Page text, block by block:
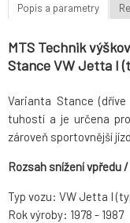
Popis a parametry
MTS Technik
Stance VW Jetta I
Varianta Stance
tuhostí a je určena
zároveň sportovnější
Rozsah snížení vpředu
Typ vozu: VW Jetta I
Rok výroby: 1978 - 1987